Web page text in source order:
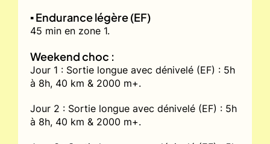
▪️ Endurance légère (EF)
45 min en zone 1.
Weekend choc :
Jour 1 : Sortie longue avec dénivelé (EF) : 5h
à 8h, 40 km & 2000 m+.
Jour 2 : Sortie longue avec dénivelé (EF) : 5h
à 8h, 40 km & 2000 m+.